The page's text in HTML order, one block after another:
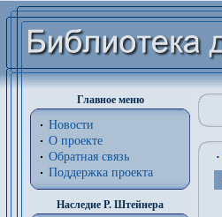
Главное меню
Новости
О проекте
Обратная связь
Поддержка проекта
Наследие Р. Штейнера
·